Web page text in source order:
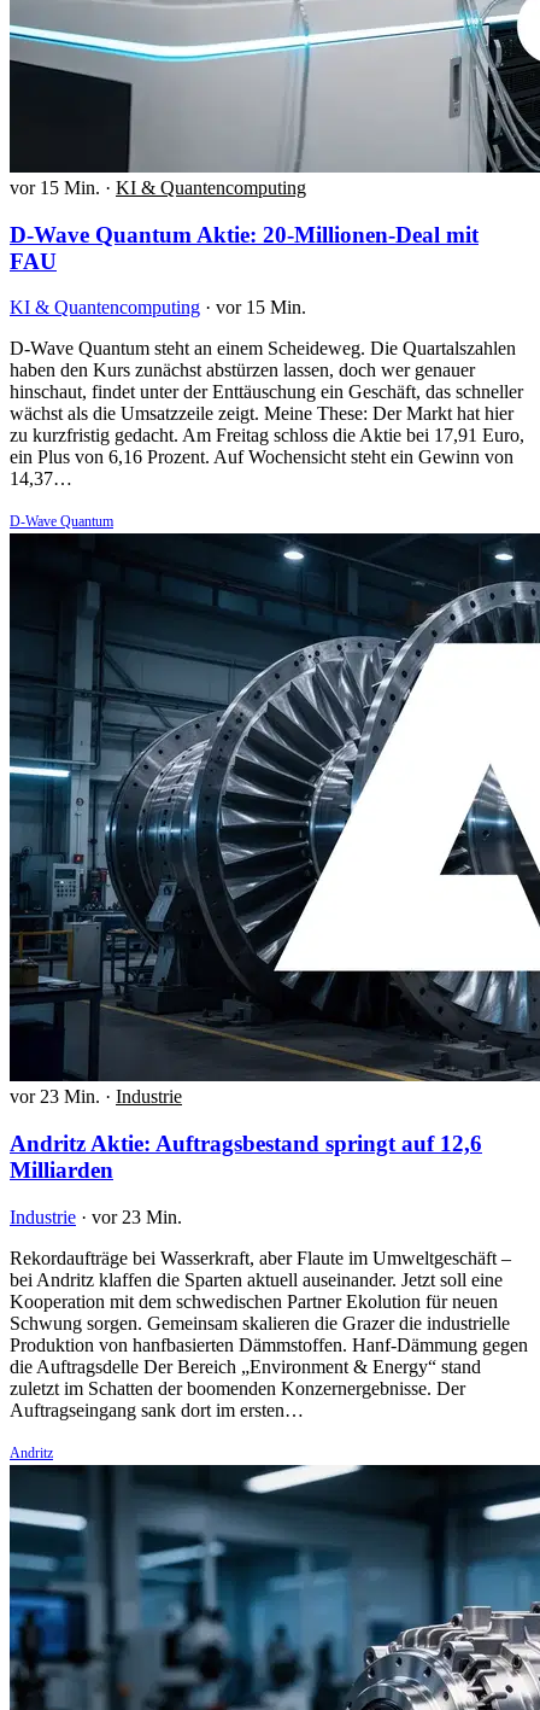
vor 15 Min. · KI & Quantencomputing
D-Wave Quantum Aktie: 20-Millionen-Deal mit
FAU
KI & Quantencomputing · vor 15 Min.
D-Wave Quantum steht an einem Scheideweg. Die Quartalszahlen
haben den Kurs zunächst abstürzen lassen, doch wer genauer
hinschaut, findet unter der Enttäuschung ein Geschäft, das schneller
wächst als die Umsatzzeile zeigt. Meine These: Der Markt hat hier
zu kurzfristig gedacht. Am Freitag schloss die Aktie bei 17,91 Euro,
ein Plus von 6,16 Prozent. Auf Wochensicht steht ein Gewinn von
14,37…
D-Wave Quantum
vor 23 Min. · Industrie
Andritz Aktie: Auftragsbestand springt auf 12,6
Milliarden
Industrie · vor 23 Min.
Rekordaufträge bei Wasserkraft, aber Flaute im Umweltgeschäft –
bei Andritz klaffen die Sparten aktuell auseinander. Jetzt soll eine
Kooperation mit dem schwedischen Partner Ekolution für neuen
Schwung sorgen. Gemeinsam skalieren die Grazer die industrielle
Produktion von hanfbasierten Dämmstoffen. Hanf-Dämmung gegen
die Auftragsdelle Der Bereich „Environment & Energy“ stand
zuletzt im Schatten der boomenden Konzernergebnisse. Der
Auftragseingang sank dort im ersten…
Andritz